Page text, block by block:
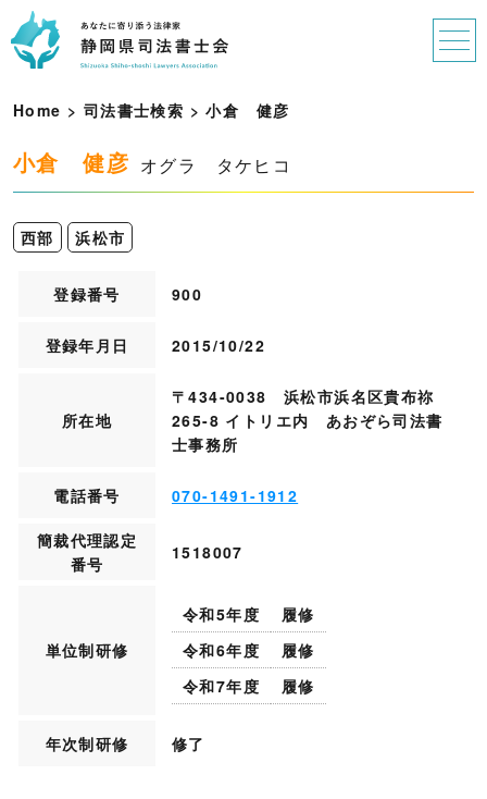
Home > 司法書士検索 >小倉 健彦
小倉 健彦 オグラ タケヒコ
西部 浜松市
登録番号 900
登録年月日 2015/10/22
所在地
〒434-0038 浜松市浜名区貴布祢
265-8 イトリエ内 あおぞら司法書
士事務所
電話番号 070-1491-1912
簡裁代理認定
番号
1518007
単位制研修
令和5年度
履修
令和6年度
履修
令和7年度
履修
年次制研修 修了